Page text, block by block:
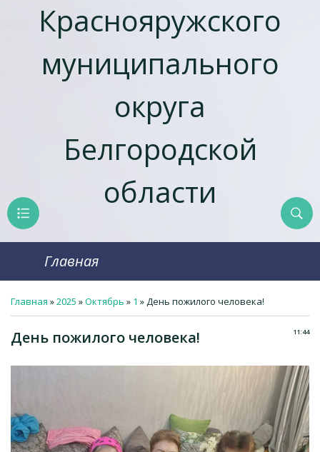
Краснояружcкого
муниципального
округа
Белгородской
области
Главная
Главная »2025 »Октябрь » 1 » День пожилого человека!
11:44
День пожилого человека!